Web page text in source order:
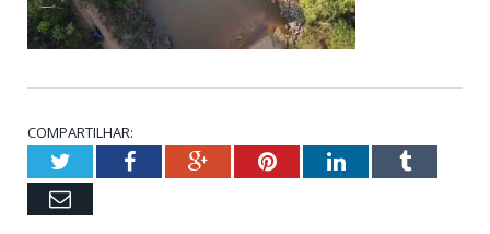
COMPARTILHAR:
TwitterFacebookGoogle+PinterestLinkedInTumblr
Email